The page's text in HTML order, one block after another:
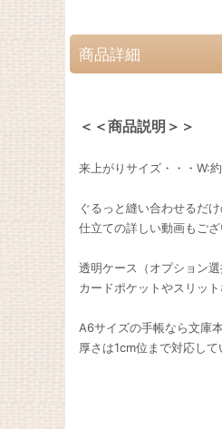
商品詳細
＜＜商品説明＞＞
来上がりサイズ・・・W:
ぐるっと縫い合わせるだ
仕立ての詳しい動画もご
透明ケース（オプション
カードポケットやスリッ
A6サイズの手帳なら文庫
厚さは1cm位まで対応して